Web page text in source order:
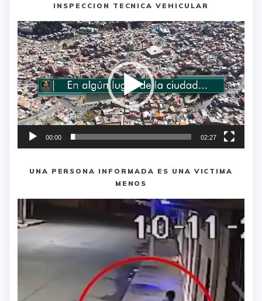
INSPECCION TECNICA VEHICULAR
Reproductor
de
vídeo
00:00 02:27
UNA PERSONA INFORMADA ES UNA VICTIMA
MENOS
Reproductor
de
vídeo